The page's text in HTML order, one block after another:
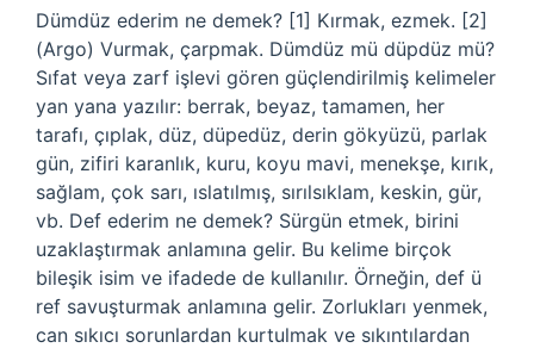
Dümdüz ederim ne demek? [1] Kırmak, ezmek. [2]
(Argo) Vurmak, çarpmak. Dümdüz mü düpdüz mü?
Sıfat veya zarf işlevi gören güçlendirilmiş kelimeler
yan yana yazılır: berrak, beyaz, tamamen, her
tarafı, çıplak, düz, düpedüz, derin gökyüzü, parlak
gün, zifiri karanlık, kuru, koyu mavi, menekşe, kırık,
sağlam, çok sarı, ıslatılmış, sırılsıklam, keskin, gür,
vb. Def ederim ne demek? Sürgün etmek, birini
uzaklaştırmak anlamına gelir. Bu kelime birçok
bileşik isim ve ifadede de kullanılır. Örneğin, def ü
ref savuşturmak anlamına gelir. Zorlukları yenmek,
can sıkıcı sorunlardan kurtulmak ve sıkıntılardan